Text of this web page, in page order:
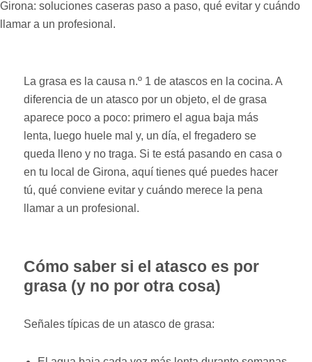
Girona: soluciones caseras paso a paso, qué evitar y cuándo
llamar a un profesional.
La grasa es la causa n.º 1 de atascos en la cocina. A
diferencia de un atasco por un objeto, el de grasa
aparece poco a poco: primero el agua baja más
lenta, luego huele mal y, un día, el fregadero se
queda lleno y no traga. Si te está pasando en casa o
en tu local de Girona, aquí tienes qué puedes hacer
tú, qué conviene evitar y cuándo merece la pena
llamar a un profesional.
Cómo saber si el atasco es por
grasa (y no por otra cosa)
Señales típicas de un atasco de grasa: